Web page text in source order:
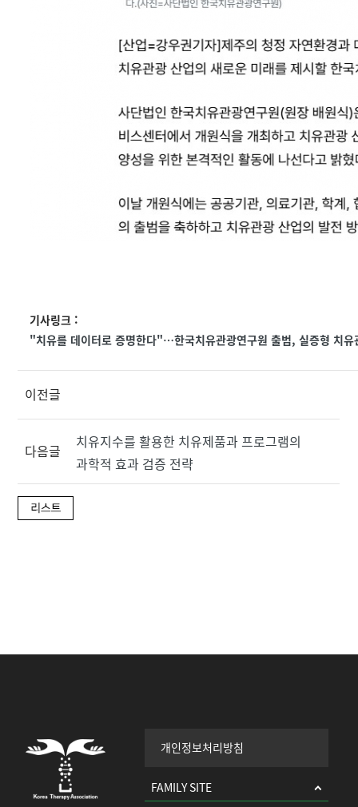
기사링크 :
"치유를 데이터로 증명한다"…한국치유관광연구원 출범, 실증형 치
이전글
다음글
치유지수를 활용한 치유제품과 프로그램의
과학적 효과 검증 전략
개인정보처리방침
FAMILY SITE